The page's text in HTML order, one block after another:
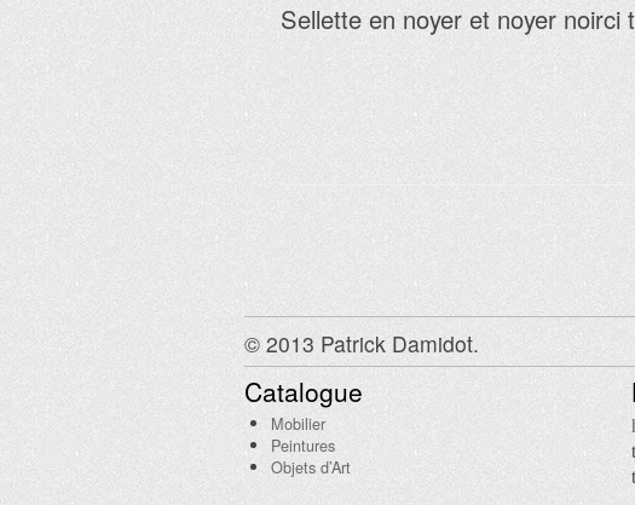
Sellette en noyer et noyer noirci
© 2013 Patrick Damidot.
Catalogue
Mobilier
Peintures
Objets d’Art